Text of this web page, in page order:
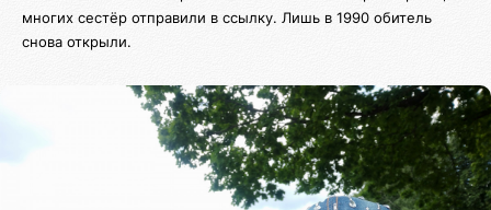
многих сестёр отправили в ссылку. Лишь в 1990 обитель
снова открыли.